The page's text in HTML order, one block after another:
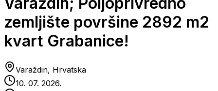
zemljište površine 2892 m2
kvart Grabanice!
Varaždin, Hrvatska
10. 07. 2026.